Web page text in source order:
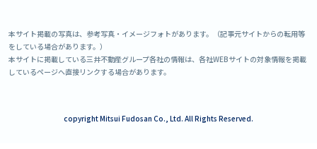
本サイト掲載の写真は、参考写真・イメージフォトがあります。（記事元サイトからの転用等
をしている場合があります。）
本サイトに掲載している三井不動産グループ各社の情報は、各社WEBサイトの対象情報を掲載
しているページへ直接リンクする場合があります。
copyright Mitsui Fudosan Co., Ltd. All Rights Reserved.